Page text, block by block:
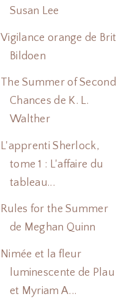
Susan Lee
Vigilance orange de Brit
Bildoen
The Summer of Second
Chances de K. L.
Walther
L'apprenti Sherlock,
tome 1 : L'affaire du
tableau...
Rules for the Summer
de Meghan Quinn
Nimée et la fleur
luminescente de Plau
et Myriam A...